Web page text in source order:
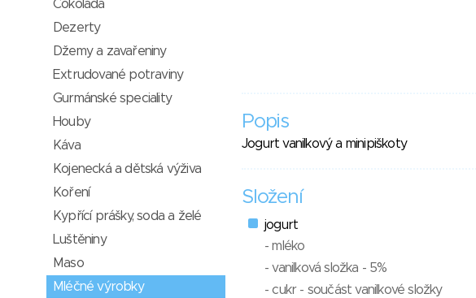
Popis
Jogurt vanilkový a minipiškoty
Složení
jogurt
- mléko
- vanilková složka - 5%
- cukr - součást vanilkové složky
Čokoláda
Dezerty
Džemy a zavařeniny
Extrudované potraviny
Gurmánské speciality
Houby
Káva
Kojenecká a dětská výživa
Koření
Kypřící prášky, soda a želé
Luštěniny
Maso
Mléčné výrobky